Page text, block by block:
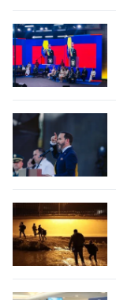
FRANÇAIS
РУССКИЙ
한국어